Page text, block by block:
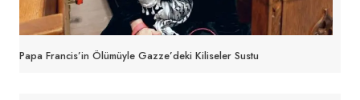
Papa Francis’in Ölümüyle Gazze’deki Kiliseler Sustu